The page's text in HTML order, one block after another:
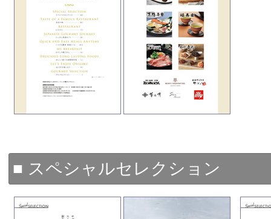
■ スペシャルセレクション